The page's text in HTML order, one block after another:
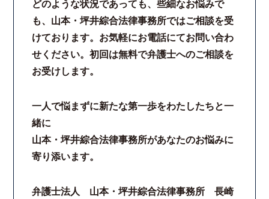
お電話はこちらから
どのような状況であっても、些細なお悩みで
も、山本・坪井綜合法律事務所ではご相談を受
けております。お気軽にお電話にてお問い合わ
せください。初回は無料で弁護士へのご相談を
お受けします。
一人で悩まずに新たな第一歩をわたしたちと一
緒に
山本・坪井綜合法律事務所があなたのお悩みに
寄り添います。
弁護士法人 山本・坪井綜合法律事務所 長崎